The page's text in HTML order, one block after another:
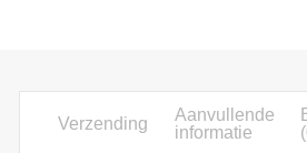
Verzending
Aanvullende
informatie